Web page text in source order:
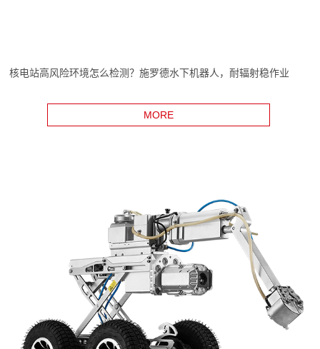
核电站高风险环境怎么检测？施罗德水下机器人，耐辐射稳作业
MORE